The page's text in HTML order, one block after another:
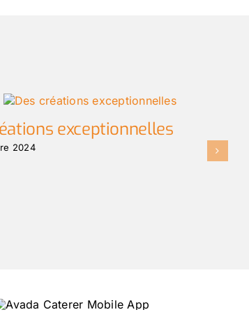
exceptionnelles
2024